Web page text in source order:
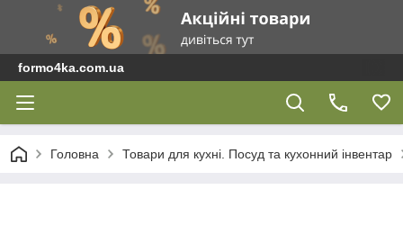
formo4ka.com.ua
Головна Товари для кухні. Посуд та кухонний інвентар